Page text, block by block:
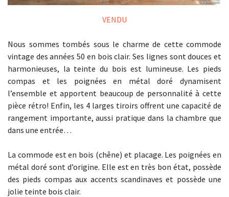
VENDU
Nous sommes tombés sous le charme de cette commode
vintage des années 50 en bois clair. Ses lignes sont douces et
harmonieuses, la teinte du bois est lumineuse. Les pieds
compas et les poignées en métal doré dynamisent
l’ensemble et apportent beaucoup de personnalité à cette
pièce rétro! Enfin, les 4 larges tiroirs offrent une capacité de
rangement importante, aussi pratique dans la chambre que
dans une entrée…
La commode est en bois (chêne) et placage. Les poignées en
métal doré sont d’origine. Elle est en très bon état, possède
des pieds compas aux accents scandinaves et possède une
jolie teinte bois clair.